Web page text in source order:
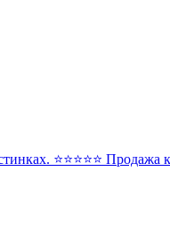
⭐️⭐️⭐️⭐️⭐️